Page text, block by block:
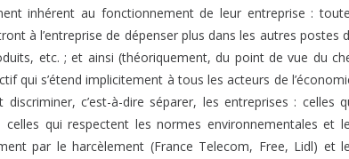
inhérent au fonctionnement de leur entreprise :
à l’entreprise de dépenser plus dans les autres postes
etc. ; et ainsi (théoriquement, du point de vue du
qui s’étend implicitement à tous les acteurs de
c’est-à-dire séparer, les entreprises : celles
qui respectent les normes environnementales et
par le harcèlement (France Telecom, Free, Lidl) et